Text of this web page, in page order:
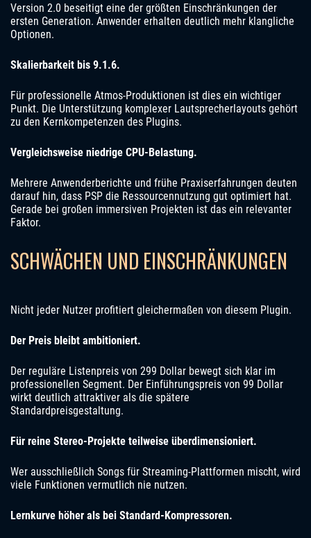
Version 2.0 beseitigt eine der größten Einschränkungen der
ersten Generation. Anwender erhalten deutlich mehr klangliche
Optionen.
Skalierbarkeit bis 9.1.6.
Für professionelle Atmos-Produktionen ist dies ein wichtiger
Punkt. Die Unterstützung komplexer Lautsprecherlayouts gehört
zu den Kernkompetenzen des Plugins.
Vergleichsweise niedrige CPU-Belastung.
Mehrere Anwenderberichte und frühe Praxiserfahrungen deuten
darauf hin, dass PSP die Ressourcennutzung gut optimiert hat.
Gerade bei großen immersiven Projekten ist das ein relevanter
Faktor.
SCHWÄCHEN UND EINSCHRÄNKUNGEN
Nicht jeder Nutzer profitiert gleichermaßen von diesem Plugin.
Der Preis bleibt ambitioniert.
Der reguläre Listenpreis von 299 Dollar bewegt sich klar im
professionellen Segment. Der Einführungspreis von 99 Dollar
wirkt deutlich attraktiver als die spätere
Standardpreisgestaltung.
Für reine Stereo-Projekte teilweise überdimensioniert.
Wer ausschließlich Songs für Streaming-Plattformen mischt, wird
viele Funktionen vermutlich nie nutzen.
Lernkurve höher als bei Standard-Kompressoren.